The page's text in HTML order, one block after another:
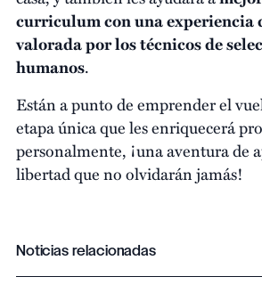
curriculum con una experiencia
valorada por los técnicos de
humanos.
Están a punto de emprender el
etapa única que les enriquecerá
personalmente, ¡una aventura de
libertad que no olvidarán jamás!
Noticias relacionadas